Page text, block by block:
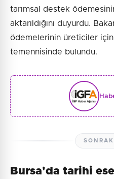
tarımsal destek
aktarıldığını duyurdu.
ödemelerinin üreticiler için
temennisinde bulundu.
Bursa'da tarihi